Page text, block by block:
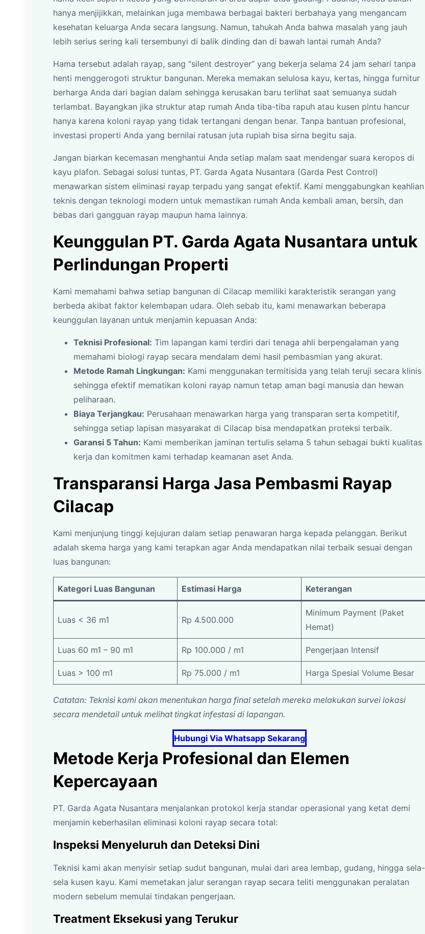
hanya menjijikkan, melainkan juga membawa berbagai bakteri berbahaya yang mengancam
kesehatan keluarga Anda secara langsung. Namun, tahukah Anda bahwa masalah yang jauh
lebih serius sering kali tersembunyi di balik dinding dan di bawah lantai rumah Anda?
Hama tersebut adalah rayap, sang “silent destroyer” yang bekerja selama 24 jam sehari tanpa
henti menggerogoti struktur bangunan. Mereka memakan selulosa kayu, kertas, hingga furnitur
berharga Anda dari bagian dalam sehingga kerusakan baru terlihat saat semuanya sudah
terlambat. Bayangkan jika struktur atap rumah Anda tiba-tiba rapuh atau kusen pintu hancur
hanya karena koloni rayap yang tidak tertangani dengan benar. Tanpa bantuan profesional,
investasi properti Anda yang bernilai ratusan juta rupiah bisa sirna begitu saja.
Jangan biarkan kecemasan menghantui Anda setiap malam saat mendengar suara keropos di
kayu plafon. Sebagai solusi tuntas, PT. Garda Agata Nusantara (Garda Pest Control)
menawarkan sistem eliminasi rayap terpadu yang sangat efektif. Kami menggabungkan keahlian
teknis dengan teknologi modern untuk memastikan rumah Anda kembali aman, bersih, dan
bebas dari gangguan rayap maupun hama lainnya.
Keunggulan PT. Garda Agata Nusantara untuk
Perlindungan Properti
Kami memahami bahwa setiap bangunan di Cilacap memiliki karakteristik serangan yang
berbeda akibat faktor kelembapan udara. Oleh sebab itu, kami menawarkan beberapa
keunggulan layanan untuk menjamin kepuasan Anda:
Teknisi Profesional: Tim lapangan kami terdiri dari tenaga ahli berpengalaman yang
memahami biologi rayap secara mendalam demi hasil pembasmian yang akurat.
Metode Ramah Lingkungan: Kami menggunakan termitisida yang telah teruji secara klinis
sehingga efektif mematikan koloni rayap namun tetap aman bagi manusia dan hewan
peliharaan.
Biaya Terjangkau: Perusahaan menawarkan harga yang transparan serta kompetitif,
sehingga setiap lapisan masyarakat di Cilacap bisa mendapatkan proteksi terbaik.
Garansi 5 Tahun: Kami memberikan jaminan tertulis selama 5 tahun sebagai bukti kualitas
kerja dan komitmen kami terhadap keamanan aset Anda.
Transparansi Harga Jasa Pembasmi Rayap
Cilacap
Kami menjunjung tinggi kejujuran dalam setiap penawaran harga kepada pelanggan. Berikut
adalah skema harga yang kami terapkan agar Anda mendapatkan nilai terbaik sesuai dengan
luas bangunan:
Kategori Luas Bangunan Estimasi Harga Keterangan
Luas < 36 m1 Rp 4.500.000
Minimum Payment (Paket
Hemat)
Luas 60 m1 – 90 m1 Rp 100.000 / m1 Pengerjaan Intensif
Luas > 100 m1 Rp 75.000 / m1 Harga Spesial Volume Besar
Catatan: Teknisi kami akan menentukan harga final setelah mereka melakukan survei lokasi
secara mendetail untuk melihat tingkat infestasi di lapangan.
Hubungi Via Whatsapp Sekarang
Metode Kerja Profesional dan Elemen
Kepercayaan
PT. Garda Agata Nusantara menjalankan protokol kerja standar operasional yang ketat demi
menjamin keberhasilan eliminasi koloni rayap secara total:
Inspeksi Menyeluruh dan Deteksi Dini
Teknisi kami akan menyisir setiap sudut bangunan, mulai dari area lembap, gudang, hingga sela-
sela kusen kayu. Kami memetakan jalur serangan rayap secara teliti menggunakan peralatan
modern sebelum memulai tindakan pengerjaan.
Treatment Eksekusi yang Terukur